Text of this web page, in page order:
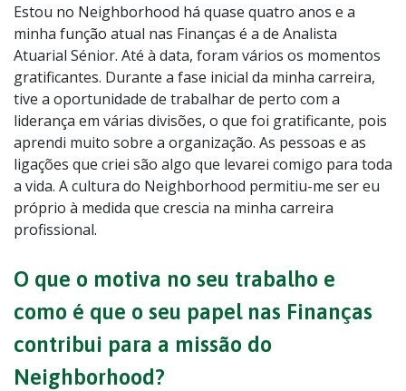
Estou no Neighborhood há quase quatro anos e a
minha função atual nas Finanças é a de Analista
Atuarial Sénior. Até à data, foram vários os momentos
gratificantes. Durante a fase inicial da minha carreira,
tive a oportunidade de trabalhar de perto com a
liderança em várias divisões, o que foi gratificante, pois
aprendi muito sobre a organização. As pessoas e as
ligações que criei são algo que levarei comigo para toda
a vida. A cultura do Neighborhood permitiu-me ser eu
próprio à medida que crescia na minha carreira
profissional.
O que o motiva no seu trabalho e
como é que o seu papel nas Finanças
contribui para a missão do
Neighborhood?